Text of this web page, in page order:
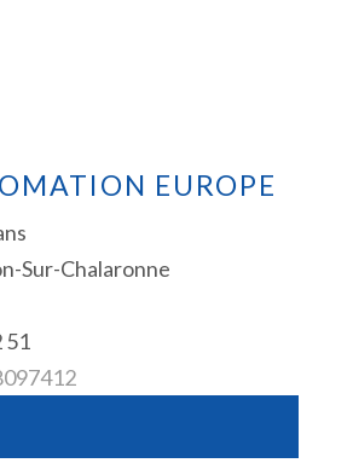
EUROPE
Sur-Chalaronne
51